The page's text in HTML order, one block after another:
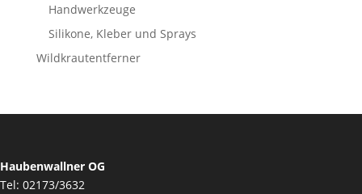
Handwerkzeuge
Silikone, Kleber und Sprays
Wildkrautentferner
Haubenwallner OG
Tel: 02173/3632